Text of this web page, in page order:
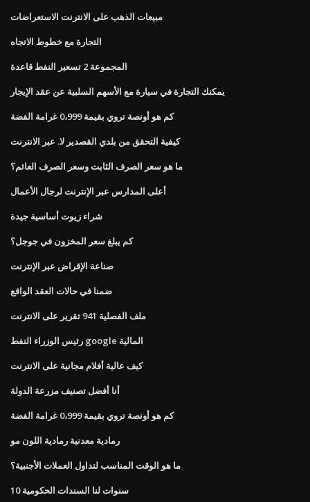
مبيعات الذهب على الانترنت الاستعراضات
التجارة مع خطوط الاتجاه
المجموعة 2 تسعير النفط قاعدة
يمكنك التجارة في سيارة مع الأسهم السلبية عن عقد الإيجار
كم هو أونصة تروي بقيمة 0،999 غرامة الفضة
كيفية التحقق من بلدي القصدير لا. عبر الانترنت
ما هو سعر الصرف الثابت وسعر الصرف العائم؟
أعلى المدارس عبر الإنترنت لرجال الأعمال
شراء زيوت أساسية جيدة
كم يبلغ سعر المخزون في جوجل؟
صناعة الإقراض عبر الإنترنت
ضمنا في حالات العقد الواقع
ملف الفصلية 941 تقرير على الانترنت
رئيس الوزراء النفط google المالية
كيف عالية أفلام مجانية على الانترنت
أنا أفضل تصنيف مزرعة الدولة
كم هو أونصة تروي بقيمة 0،999 غرامة الفضة
رمادية معدنية رمادية اللون مو
ما هو الوقت المناسب لتداول العملات الأجنبية؟
10 سنوات لنا السندات الحكومية